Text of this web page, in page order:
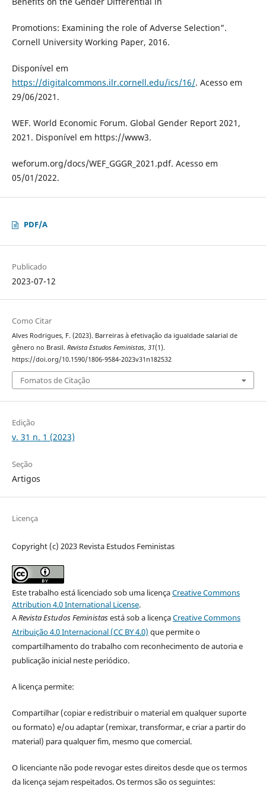
Promotions: Examining the role of Adverse Selection”.
Cornell University Working Paper, 2016.
Disponível em
https://digitalcommons.ilr.cornell.edu/ics/16/. Acesso em
29/06/2021.
WEF. World Economic Forum. Global Gender Report 2021,
2021. Disponível em https://www3.
weforum.org/docs/WEF_GGGR_2021.pdf. Acesso em
05/01/2022.
PDF/A
Publicado
2023-07-12
Como Citar
Alves Rodrigues, F. (2023). Barreiras à efetivação da igualdade salarial de
gênero no Brasil. Revista Estudos Feministas, 31(1).
https://doi.org/10.1590/1806-9584-2023v31n182532
Fomatos de Citação
Edição
v. 31 n. 1 (2023)
Seção
Artigos
Licença
Copyright (c) 2023 Revista Estudos Feministas
Este trabalho está licenciado sob uma licençaCreative Commons
Attribution 4.0 International License.
ARevista Estudos Feministasestá sob a licençaCreative Commons
Atribuição 4.0 Internacional (CC BY 4.0) que permite o
compartilhamento do trabalho com reconhecimento de autoria e
publicação inicial neste periódico.
A licença permite:
Compartilhar (copiar e redistribuir o material em qualquer suporte
ou formato) e/ou adaptar (remixar, transformar, e criar a partir do
material) para qualquer fim, mesmo que comercial.
O licenciante não pode revogar estes direitos desde que os termos
da licença sejam respeitados. Os termos são os seguintes: